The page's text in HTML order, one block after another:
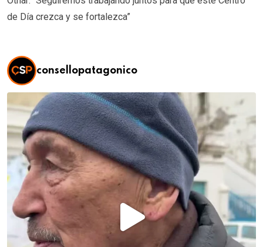
de Día crezca y se fortalezca”
consellopatagonico